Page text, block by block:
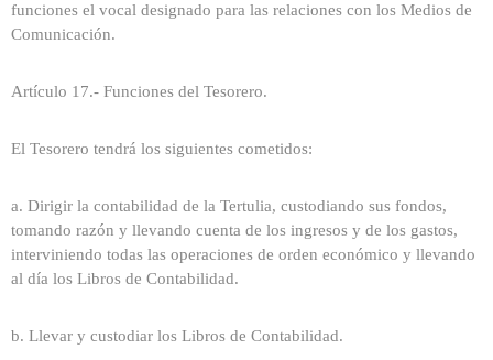
funciones el vocal designado para las relaciones con los Medios de
Comunicación.
Artículo 17.- Funciones del Tesorero.
El Tesorero tendrá los siguientes cometidos:
a. Dirigir la contabilidad de la Tertulia, custodiando sus fondos,
tomando razón y llevando cuenta de los ingresos y de los gastos,
interviniendo todas las operaciones de orden económico y llevando
al día los Libros de Contabilidad.
b. Llevar y custodiar los Libros de Contabilidad.